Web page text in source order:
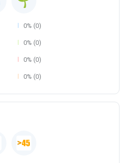
0% (0)
0% (0)
0% (0)
0% (0)